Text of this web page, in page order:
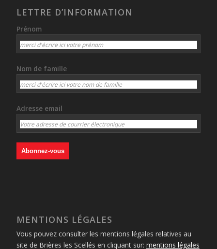
LETTRE D’INFORMATION
Prénom
Nom de famille
Adresse email
MENTIONS LÉGALES
Vous pouvez consulter les mentions légales relatives au
site de Brières les Scellés en cliquant sur: mentions légales